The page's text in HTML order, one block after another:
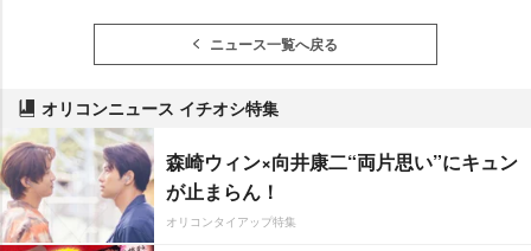
ニュース一覧へ戻る
オリコンニュース イチオシ特集
森崎ウィン×向井康二“両片思い”にキュン
が止まらん！
オリコンタイアップ特集